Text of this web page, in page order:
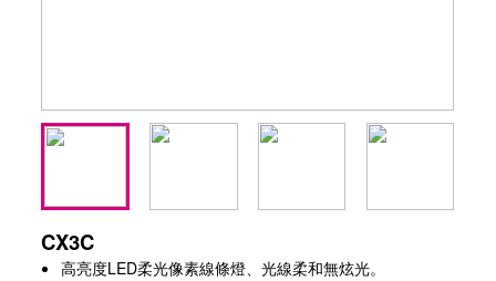
CX3C
高亮度LED柔光像素線條燈、光線柔和無炫光。